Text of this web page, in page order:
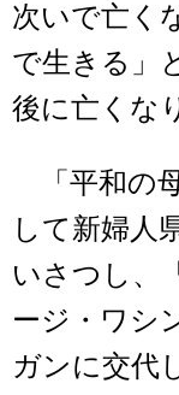
次いで亡く
で生きる」
後に亡くな
「平和の
して新婦人
いさつし、
ージ・ワシ
ガンに交代